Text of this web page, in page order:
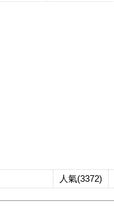
人氣(3372)